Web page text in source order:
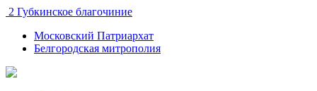
2 Губкинское благочиние
Московский Патриархат
Белгородская митрополия